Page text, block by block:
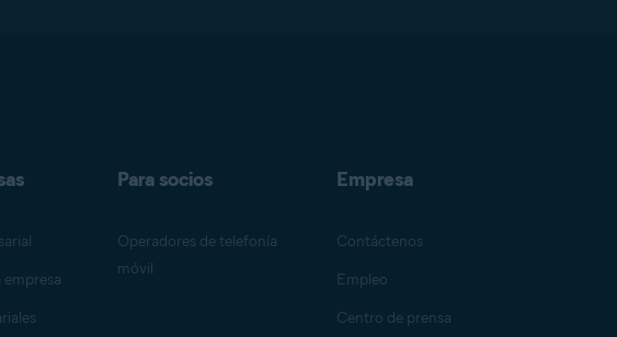
Para socios
Operadores de telefonía
móvil
Empresa
Contáctenos
Empleo
Centro de prensa